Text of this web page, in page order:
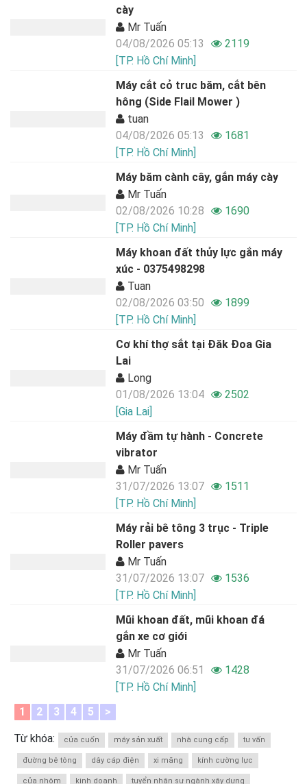
cày
Mr Tuấn
04/08/2026 05:13
2119
[TP. Hồ Chí Minh]
Máy cắt cỏ truc băm, cắt bên
hông (Side Flail Mower )
tuan
04/08/2026 05:13
1681
[TP. Hồ Chí Minh]
Máy băm cành cây, gắn máy cày
Mr Tuấn
02/08/2026 10:28
1690
[TP. Hồ Chí Minh]
Máy khoan đất thủy lực gắn máy
xúc - 0375498298
Tuan
02/08/2026 03:50
1899
[TP. Hồ Chí Minh]
Cơ khí thợ sắt tại Đăk Đoa Gia
Lai
Long
01/08/2026 13:04
2502
[Gia Lai]
Máy đầm tự hành - Concrete
vibrator
Mr Tuấn
31/07/2026 13:07
1511
[TP. Hồ Chí Minh]
Máy rải bê tông 3 trục - Triple
Roller pavers
Mr Tuấn
31/07/2026 13:07
1536
[TP. Hồ Chí Minh]
Mũi khoan đất, mũi khoan đá
gắn xe cơ giới
Mr Tuấn
31/07/2026 06:51
1428
[TP. Hồ Chí Minh]
1
2 3 4 5 >
Từ khóa: cửa cuốn máy sản xuất nhà cung cấp tư vấn
đường bê tông dây cáp điện xi măng kính cường lực
cửa nhôm kinh doanh tuyển nhân sự ngành xây dựng